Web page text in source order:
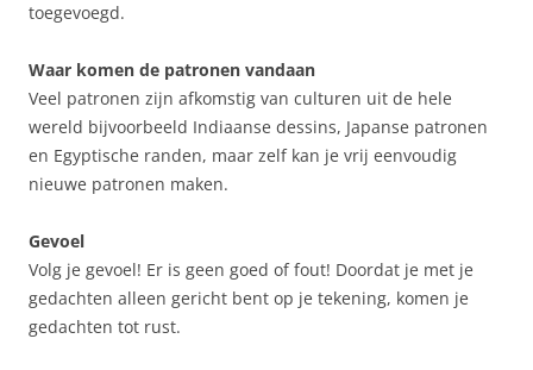
toegevoegd.
Waar komen de patronen vandaan
Veel patronen zijn afkomstig van culturen uit de hele
wereld bijvoorbeeld Indiaanse dessins, Japanse patronen
en Egyptische randen, maar zelf kan je vrij eenvoudig
nieuwe patronen maken.
Gevoel
Volg je gevoel! Er is geen goed of fout! Doordat je met je
gedachten alleen gericht bent op je tekening, komen je
gedachten tot rust.